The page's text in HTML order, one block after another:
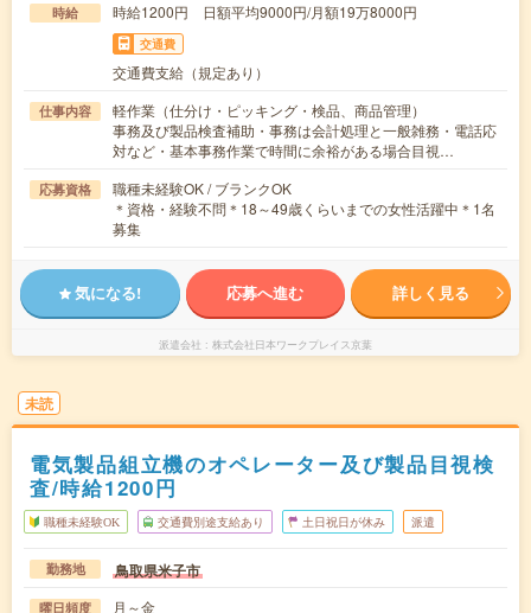
時給 時給1200円 日額平均9000円/月額19万8000円
交通費
交通費支給（規定あり）
仕事内容
軽作業（仕分け・ピッキング・検品、商品管理）
事務及び製品検査補助・事務は会計処理と一般雑務・電話応
対など・基本事務作業で時間に余裕がある場合目視…
応募資格
職種未経験OK / ブランクOK
＊資格・経験不問＊18～49歳くらいまでの女性活躍中＊1名
募集
気になる! 応募へ進む 詳しく見る
派遣会社 株式会社日本ワークプレイス京葉
未読
電気製品組立機のオペレーター及び製品目視検
査/時給1200円
職種未経験OK 交通費別途支給あり 土日祝日が休み 派遣
勤務地 鳥取県米子市
曜日頻度 月～金